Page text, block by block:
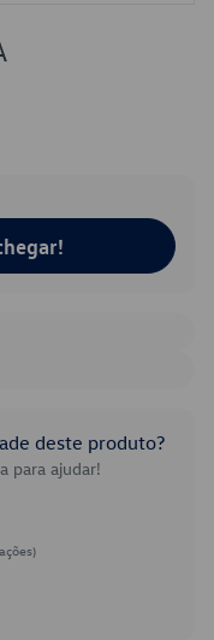
deste produto?
para ajudar!